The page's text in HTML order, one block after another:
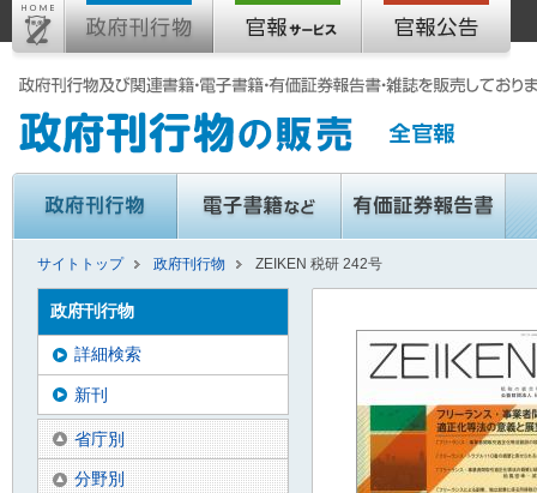
サイトトップ 政府刊行物 ZEIKEN 税研 242号
政府刊行物
詳細検索
新刊
省庁別
分野別